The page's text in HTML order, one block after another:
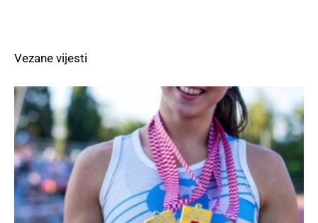
Vezane vijesti